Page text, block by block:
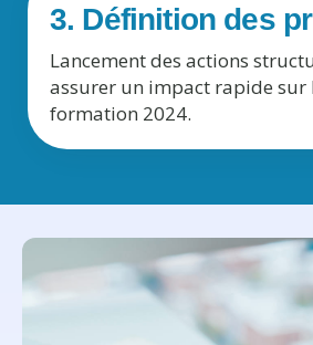
3. Définition des
Lancement des actions
assurer un impact rapide sur
formation 2024.